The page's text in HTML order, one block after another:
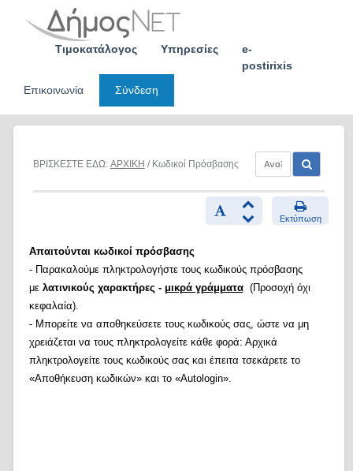
Τιμοκατάλογος Υπηρεσίες
e-
postirixis
Επικοινωνία
Σύνδεση
ΒΡΙΣΚΕΣΤΕ ΕΔΩ: ΑΡΧΙΚΗ / Κωδικοί Πρόσβασης
Εκτύπωση
Απαιτούνται κωδικοί πρόσβασης
- Παρακαλούμε πληκτρολογήστε τους κωδικούς πρόσβασης
με λατινικούς χαρακτήρες - μικρά γράμματα(Προσοχή όχι
κεφαλαία).
- Μπορείτε να αποθηκεύσετε τους κωδικούς σας, ώστε να μη
χρειάζεται να τους πληκτρολογείτε κάθε φορά: Αρχικά
πληκτρολογείτε τους κωδικούς σας και έπειτα τσεκάρετε το
«Αποθήκευση κωδικών» και το «Autologin».